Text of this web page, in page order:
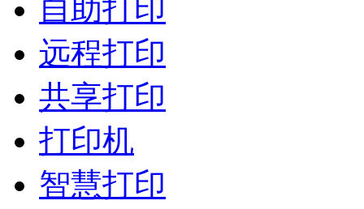
自助打印
远程打印
共享打印
打印机
智慧打印